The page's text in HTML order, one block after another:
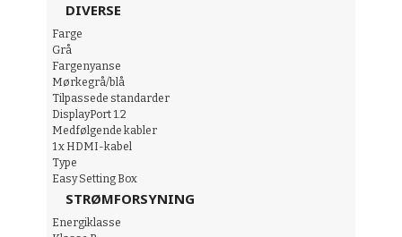
DIVERSE
Farge
Grå
Fargenyanse
Mørkegrå/blå
Tilpassede standarder
DisplayPort 1.2
Medfølgende kabler
1 x HDMI-kabel
Type
Easy Setting Box
STRØMFORSYNING
Energiklasse